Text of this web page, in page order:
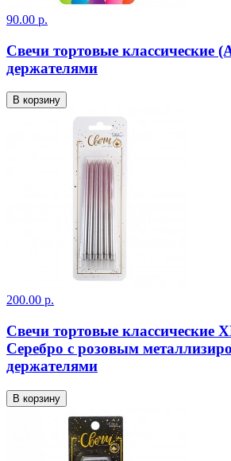
90.00 р.
Свечи тортовые классические
держателями
В корзину
200.00 р.
Свечи тортовые классические
Серебро с розовым
держателями
В корзину